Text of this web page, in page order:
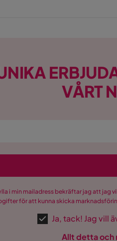
VÅRT
i min mailadress bekräftar jag att jag
för att kunna skicka
Ja, tack! Jag vill
Allt detta och